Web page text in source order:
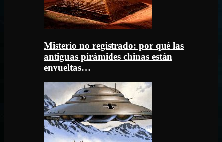
Misterio no registrado: por qué las
antiguas pirámides chinas están
envueltas…